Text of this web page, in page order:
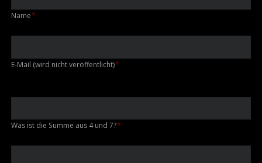
Pflichtfeld
Name*
Pflichtfeld
E-Mail (wird nicht veröffentlicht)*
Was ist die Summe aus 4 und 7?*